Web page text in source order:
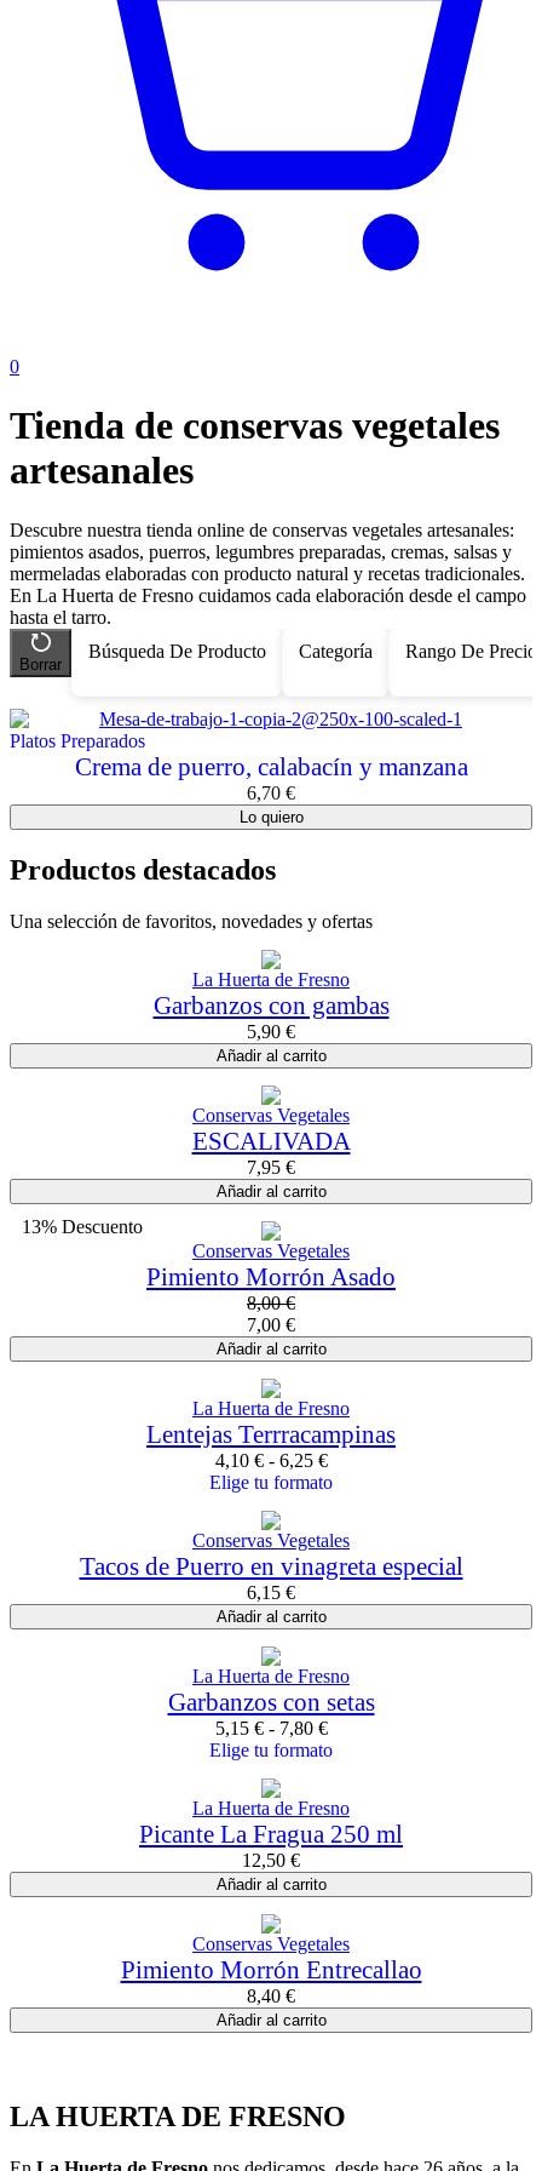
0
Tienda de conservas vegetales
artesanales
Descubre nuestra tienda online de conservas vegetales artesanales:
pimientos asados, puerros, legumbres preparadas, cremas, salsas y
mermeladas elaboradas con producto natural y recetas tradicionales.
En La Huerta de Fresno cuidamos cada elaboración desde el campo
hasta el tarro.
Búsqueda De Producto
Rango De
Categoría
Borrar
Platos Preparados
Crema de puerro, calabacín y manzana
6,70 €
Lo quiero
Productos destacados
Una selección de favoritos, novedades y ofertas
La Huerta de Fresno
Garbanzos con gambas
5,90 €
Añadir al carrito
Conservas Vegetales
ESCALIVADA
7,95 €
Añadir al carrito
13% Descuento
Conservas Vegetales
Pimiento Morrón Asado
8,00€
7,00 €
Añadir al carrito
La Huerta de Fresno
Lentejas Terrracampinas
4,10 €- 6,25 €
Elige tu formato
Conservas Vegetales
Tacos de Puerro en vinagreta especial
6,15 €
Añadir al carrito
La Huerta de Fresno
Garbanzos con setas
5,15 €- 7,80 €
Elige tu formato
La Huerta de Fresno
Picante La Fragua 250 ml
12,50 €
Añadir al carrito
Conservas Vegetales
Pimiento Morrón Entrecallao
8,40 €
Añadir al carrito
LA HUERTA DE FRESNO